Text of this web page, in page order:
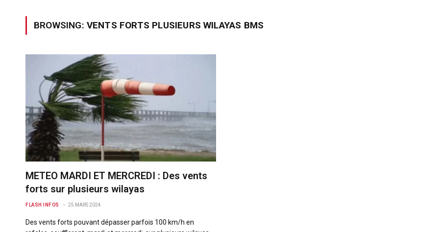
BROWSING: VENTS FORTS PLUSIEURS WILAYAS BMS
METEO MARDI ET MERCREDI : Des vents
forts sur plusieurs wilayas
FLASH INFOS 25 MARS 2024
Des vents forts pouvant dépasser parfois 100 km/h en